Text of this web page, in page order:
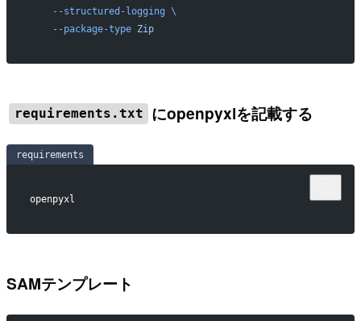
    --structured-logging
\
    --package-type
Zip
requirements.txt にopenpyxlを記載する
requirements
openpyxl
SAMテンプレート